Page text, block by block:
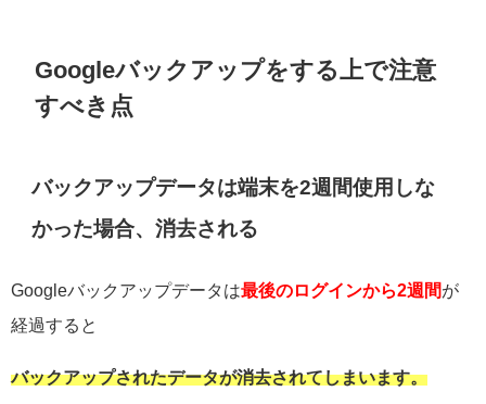
Googleバックアップをする上で注意
すべき点
バックアップデータは端末を2週間使用しな
かった場合、消去される
Googleバックアップデータは最後のログインから2週間が
経過すると
バックアップされたデータが消去されてしまいます。